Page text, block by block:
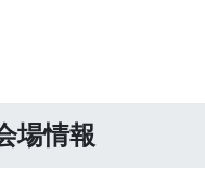
場情報